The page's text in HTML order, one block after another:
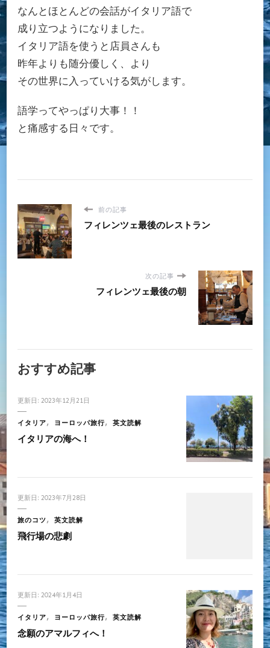
なんとほとんどの会話がイタリア語で
成り立つようになりました。
イタリア語を使うと店員さんも
昨年よりも随分優しく、より
その世界に入っていける気がします。
語学ってやっぱり大事！！
と痛感する日々です。
前の記事
フィレンツェ最後のレストラン
次の記事
フィレンツェ最後の朝
おすすめ記事
更新日: 2023年12月21日
イタリア ヨーロッパ旅行 英文読解
イタリアの海へ！
更新日: 2023年7月28日
旅のコツ 英文読解
飛行場の悲劇
更新日: 2024年1月4日
イタリア ヨーロッパ旅行 英文読解
念願のアマルフィへ！